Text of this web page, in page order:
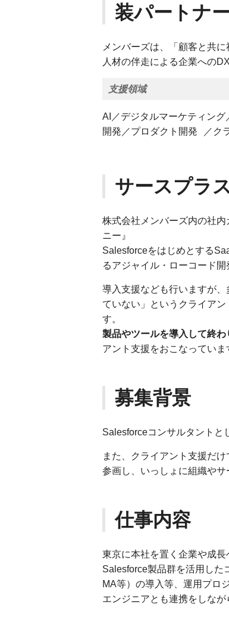
装パートナ
メンバーズは、「顧客と共
人材の伴走による企業への
支援領域
AI／デジタルマーケティン
開発／プロダクト開発 ／ク
サースプラ
株式会社メンバーズ内の社
ニー』
Salesforceをはじめとする
るアジャイル・ローコード開
導入支援なども行いますが
ていない」というクライアン
す。
製品やツールを導入して終
アント支援をおこなっていま
募集背景
Salesforceコンサルタントと
また、クライアント支援だ
参画し、いっしょに組織やサ
仕事内容
東京に本社を置く企業や成長
Salesforce製品群を活用した
MA等）の導入等、運用プロ
エンジニアとも連携をしな